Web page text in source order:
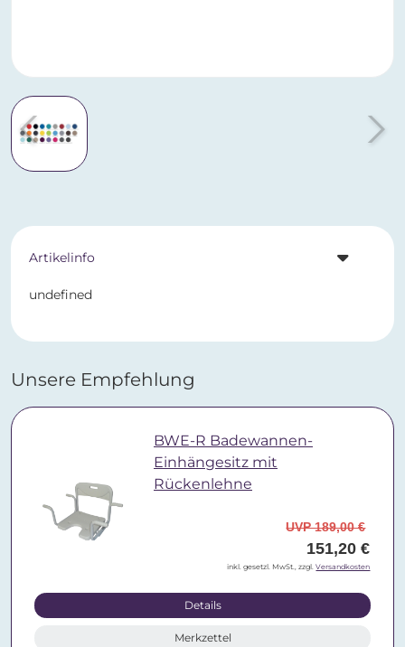
Artikelinfo
undefined
Unsere Empfehlung
BWE-R Badewannen-
Einhängesitz mit
Rückenlehne
UVP 189,00 €
151,20 €
inkl. gesetzl. MwSt., zzgl.Versandkosten
Details
Merkzettel